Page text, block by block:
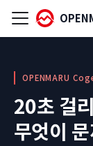
OPENMARU
20초 걸
무엇이